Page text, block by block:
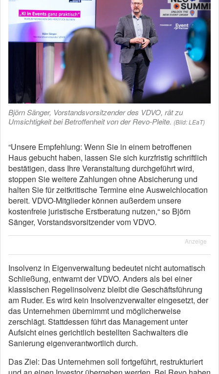
Björn Sänger, Vorstandsvorsitzender des VDVO, rät zu
Umsichtigkeit bei Betroffenheit von der Revo-Pleite. (Bild: LEaT)
“Unsere Empfehlung: Wenn Sie in einem betroffenen
Haus gebucht haben, lassen Sie sich kurzfristig schriftlich
bestätigen, dass Ihre Veranstaltung durchgeführt wird,
stoppen Sie weitere Zahlungen ohne Absicherung und
halten Sie für zeitkritische Termine eine Ausweichlocation
bereit. VDVO-Mitglieder können außerdem unsere
kostenfreie juristische Erstberatung nutzen,“ so Björn
Sänger, Vorstandsvorsitzender vom VDVO.
Anzeige
Insolvenz in Eigenverwaltung bedeutet nicht automatisch
Schließung, entwarnt der VDVO. Anders als bei einer
klassischen Regelinsolvenz bleibt die Geschäftsführung
am Ruder. Es wird kein Insolvenzverwalter eingesetzt, der
das Unternehmen übernimmt und möglicherweise
zerschlägt. Stattdessen führt das Management unter
Aufsicht eines gerichtlich bestellten Sachwalters die
Sanierung eigenverantwortlich durch.
Das Ziel: Das Unternehmen soll fortgeführt, restrukturiert